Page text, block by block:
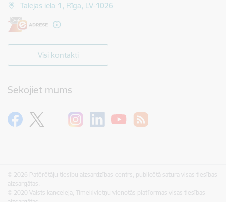
Talejas iela 1, Rīga, LV-1026
Visi kontakti
Sekojiet mums
© 2026 Patērētāju tiesību aizsardzības centrs, publicētā satura visas tiesības
aizsargātas.
© 2020 Valsts kanceleja, Tīmekļvietņu vienotās platformas visas tiesības